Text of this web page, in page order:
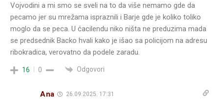
Vojvodini a mi smo se sveli na to da više nemamo gde da
pecamo jer su mrežama ispraznili i Barje gde je koliko toliko
moglo da se peca. U ćacilendu niko ništa ne preduzima mada
se predsednik Backo hvali kako je išao sa policijom na adresu
ribokradica, verovatno da podele zaradu.
16 0 Odgovori
Ana 26.09.2025. 17:31